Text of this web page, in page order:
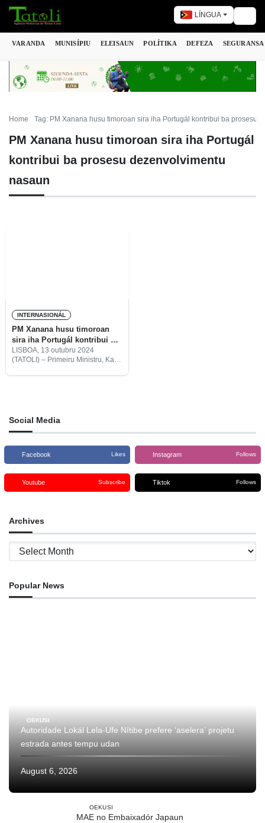
LÍNGUA
VARANDA MUNISÍPIU ELEISAUN POLÍTIKA DEFEZA SEGURANSA
Home Tag: PM Xanana husu timoroan sira iha Portugál kontribui ba prosesu
PM Xanana husu timoroan sira iha Portugál
kontribui ba prosesu dezenvolvimentu
nasaun
INTERNASIONÁL
PM Xanana husu timoroan
sira iha Portugál kontribui ba
prosesu dezenvolvimentu
nasaun
LISBOA, 13 outubru 2024
(TATOLI) – Primeiru Ministru, Kay
Social Media
Facebook Likes Instagram Follows
Youtube Subscribe Tiktok Follows
Archives
Archives
Popular News
OEKUSI
Autoridade Lokál Lela-Ufe Nítibe prefere ‘aselera’ projetu
estrada antes tempu udan
August 6, 2026
OEKUSI
MAE no Embaixadór Japaun